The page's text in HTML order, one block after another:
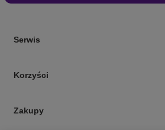
Serwis
Korzyści
Zakupy